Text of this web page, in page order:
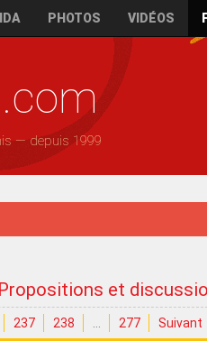
PHOTOS VIDÉOS
— depuis 1999
Propositions et
237 238 277 Suivant